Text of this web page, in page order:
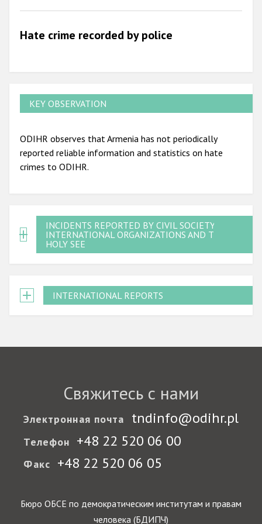
2010
2009
Hate crime recorded by police
KEY OBSERVATION
ODIHR observes that Armenia has not periodically
reported reliable information and statistics on hate
crimes to ODIHR.
INCIDENTS REPORTED BY CIVIL SOCIETY,
INTERNATIONAL ORGANIZATIONS AND THE
HOLY SEE
INTERNATIONAL REPORTS
Свяжитесь с нами
Электронная почта tndinfo@odihr.pl
Телефон +48 22 520 06 00
Факс +48 22 520 06 05
Бюро ОБСЕ по демократическим институтам и правам
человека (БДИПЧ)